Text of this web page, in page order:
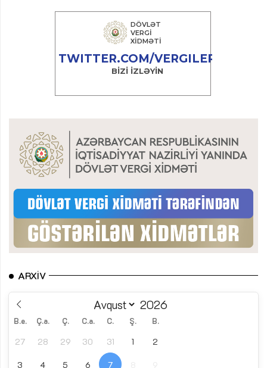
ARXIV
B.e. Ç.a. Ç. C.a. C. Ş. B.
27 28 29 30 31 1 2
3 4 5 6 7